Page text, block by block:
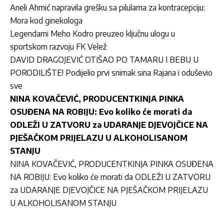
Aneli Ahmić napravila grešku sa pilulama za kontracepciju:
Mora kod ginekologa
Legendarni Meho Kodro preuzeo ključnu ulogu u
sportskom razvoju FK Velež
DAVID DRAGOJEVIĆ OTIŠAO PO TAMARU I BEBU U
PORODILIŠTE! Podijelio prvi snimak sina Rajana i oduševio
sve
NINA KOVAČEVIĆ, PRODUCENTKINJA PINKA
OSUĐENA NA ROBIJU: Evo koliko će morati da
ODLEŽI U ZATVORU za UDARANJE DJEVOJČICE NA
PJEŠAČKOM PRIJELAZU U ALKOHOLISANOM
STANJU
NINA KOVAČEVIĆ, PRODUCENTKINJA PINKA OSUĐENA
NA ROBIJU: Evo koliko će morati da ODLEŽI U ZATVORU
za UDARANJE DJEVOJČICE NA PJEŠAČKOM PRIJELAZU
U ALKOHOLISANOM STANJU